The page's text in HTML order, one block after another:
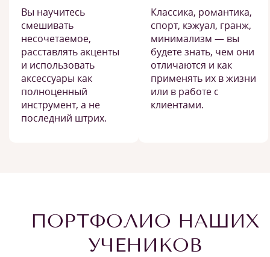
Вы научитесь
смешивать
несочетаемое,
расставлять акценты
и использовать
аксессуары как
полноценный
инструмент, а не
последний штрих.
Классика, романтика,
спорт, кэжуал, гранж,
минимализм — вы
будете знать, чем они
отличаются и как
применять их в жизни
или в работе с
клиентами.
ПОРТФОЛИО НАШИХ
УЧЕНИКОВ